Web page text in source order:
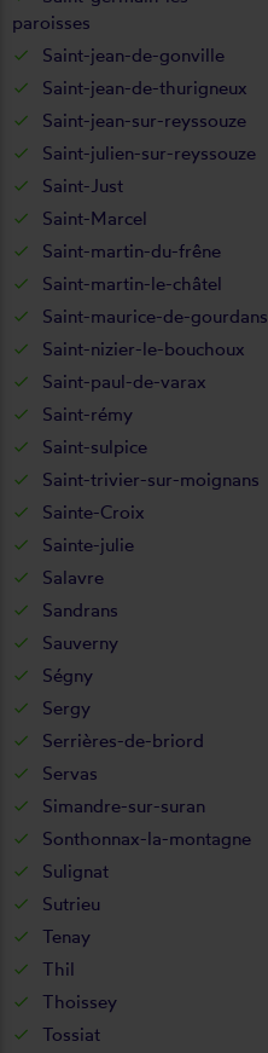
paroisses
Saint-jean-de-gonville
Saint-jean-de-thurigneux
Saint-jean-sur-reyssouze
Saint-julien-sur-reyssouze
Saint-Just
Saint-Marcel
Saint-martin-du-frêne
Saint-martin-le-châtel
Saint-maurice-de-gourdans
Saint-nizier-le-bouchoux
Saint-paul-de-varax
Saint-rémy
Saint-sulpice
Saint-trivier-sur-moignans
Sainte-Croix
Sainte-julie
Salavre
Sandrans
Sauverny
Ségny
Sergy
Serrières-de-briord
Servas
Simandre-sur-suran
Sonthonnax-la-montagne
Sulignat
Sutrieu
Tenay
Thil
Thoissey
Tossiat